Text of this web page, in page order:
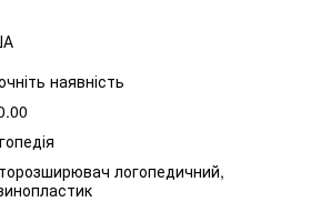
наявність
логопедичний,